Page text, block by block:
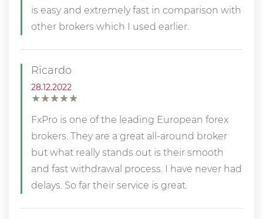
is easy and extremely fast in comparison with
other brokers which I used earlier.
Ricardo
28.12.2022
★★
★★
★★
★★
★
FxPro is one of the leading European forex
brokers. They are a great all-around broker
but what really stands out is their smooth
and fast withdrawal process. I have never had
delays. So far their service is great.